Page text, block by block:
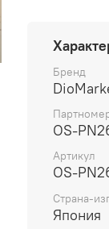
Бренд
OS-
Артикул
OS-
Страна-
Япония